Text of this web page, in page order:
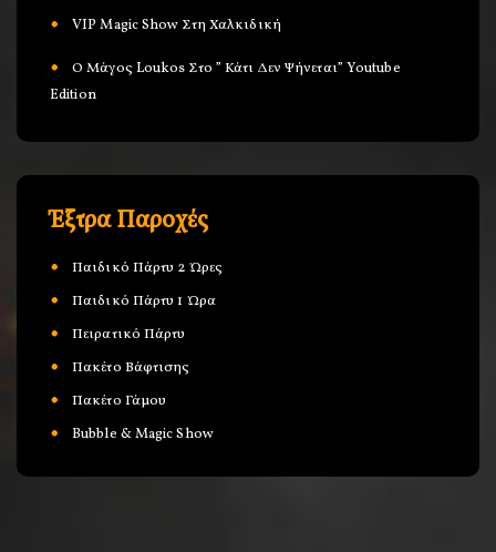
VIP Magic Show Στη Χαλκιδική
Ο Μάγος Loukos Στο ” Κάτι Δεν Ψήνεται” Youtube
Edition
Έξτρα Παροχές
Παιδικό Πάρτυ 2 Ώρες
Παιδικό Πάρτυ 1 Ώρα
Πειρατικό Πάρτυ
Πακέτο Βάφτισης
Πακέτο Γάμου
Bubble & Magic Show